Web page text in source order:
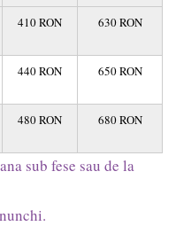
410 RON 630 RON
440 RON 650 RON
480 RON 680 RON
sub fese sau de la